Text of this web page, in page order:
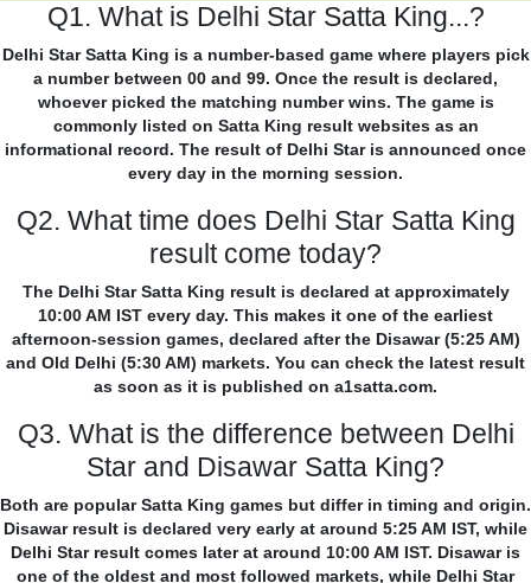
Q1. What is Delhi Star Satta King...?
Delhi Star Satta King is a number-based game where players pick
a number between 00 and 99. Once the result is declared,
whoever picked the matching number wins. The game is
commonly listed on Satta King result websites as an
informational record. The result of Delhi Star is announced once
every day in the morning session.
Q2. What time does Delhi Star Satta King
result come today?
The Delhi Star Satta King result is declared at approximately
10:00 AM IST every day. This makes it one of the earliest
afternoon-session games, declared after the Disawar (5:25 AM)
and Old Delhi (5:30 AM) markets. You can check the latest result
as soon as it is published on a1satta.com.
Q3. What is the difference between Delhi
Star and Disawar Satta King?
Both are popular Satta King games but differ in timing and origin.
Disawar result is declared very early at around 5:25 AM IST, while
Delhi Star result comes later at around 10:00 AM IST. Disawar is
one of the oldest and most followed markets, while Delhi Star